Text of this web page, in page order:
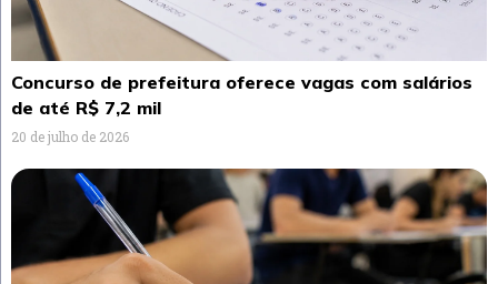
Concurso de prefeitura oferece vagas com salários
de até R$ 7,2 mil
20 de julho de 2026